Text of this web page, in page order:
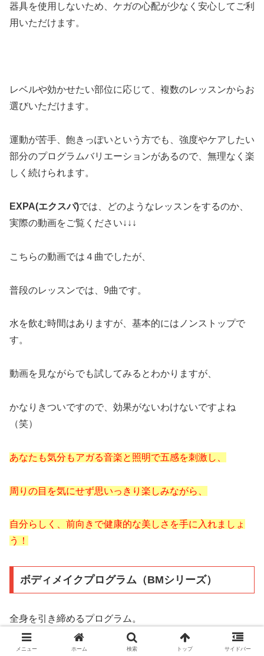
器具を使用しないため、ケガの心配が少なく安心してご利
用いただけます。
レベルや効かせたい部位に応じて、複数のレッスンからお
選びいただけます。
運動が苦手、飽きっぽいという方でも、強度やケアしたい
部分のプログラムバリエーションがあるので、無理なく楽
しく続けられます。
EXPA(エクスパ)では、どのようなレッスンをするのか、
実際の動画をご覧ください↓↓↓
こちらの動画では４曲でしたが、
普段のレッスンでは、9曲です。
水を飲む時間はありますが、基本的にはノンストップで
す。
動画を見ながらでも試してみるとわかりますが、
かなりきついですので、効果がないわけないですよね
（笑）
あなたも気分もアガる音楽と照明で五感を刺激し、
周りの目を気にせず思いっきり楽しみながら、
自分らしく、前向きで健康的な美しさを手に入れましょ
う！
ボディメイクプログラム（BMシリーズ）
全身を引き締めるプログラム。
足、お腹、胸など全身を使うBMシリーズはダイエットに
メニュー ホーム 検索 トップ サイドバー